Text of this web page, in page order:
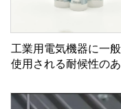
工業用電気機器に一
使用される耐候性のあ
接着剤